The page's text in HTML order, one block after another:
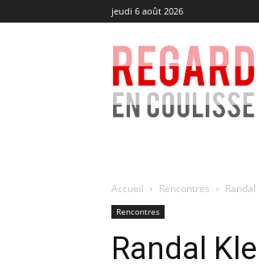
jeudi 6 août 2026
Regard
en
Accueil Rencontres
Rencontres
Randal